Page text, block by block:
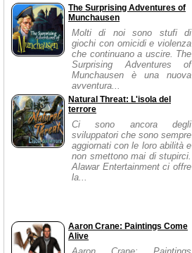
The Surprising Adventures of
Munchausen
Molti di noi sono stufi di
giochi con omicidi e violenza
che continuano a uscire. The
Surprising Adventures of
Munchausen è una nuova
avventura...
Natural Threat: L'isola del
terrore
Ci sono ancora degli
sviluppatori che sono sempre
aggiornati con le loro abilità e
non smettono mai di stupirci.
Alawar Entertainment ci offre
la...
Aaron Crane: Paintings Come
Alive